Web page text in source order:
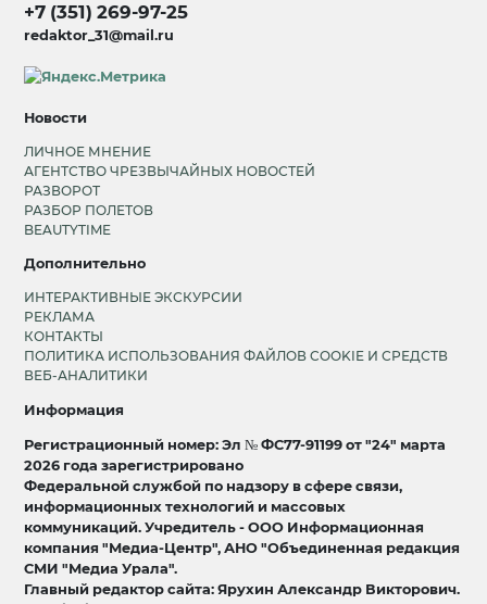
+7 (351) 269-97-25
redaktor_31@mail.ru
Новости
ЛИЧНОЕ МНЕНИЕ
АГЕНТСТВО ЧРЕЗВЫЧАЙНЫХ НОВОСТЕЙ
РАЗВОРОТ
РАЗБОР ПОЛЕТОВ
BEAUTYTIME
Дополнительно
ИНТЕРАКТИВНЫЕ ЭКСКУРСИИ
РЕКЛАМА
КОНТАКТЫ
ПОЛИТИКА ИСПОЛЬЗОВАНИЯ ФАЙЛОВ COOKIE И СРЕДСТВ
ВЕБ-АНАЛИТИКИ
Информация
Регистрационный номер: Эл № ФС77-91199 от "24" марта
2026 года зарегистрировано
Федеральной службой по надзору в сфере связи,
информационных технологий и массовых
коммуникаций. Учредитель - ООО Информационная
компания "Медиа-Центр", АНО "Объединенная редакция
СМИ "Медиа Урала".
Главный редактор сайта: Ярухин Александр Викторович.